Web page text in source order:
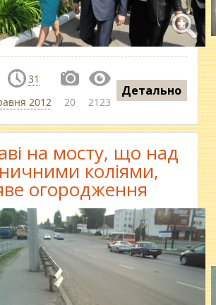
31
2012
20 2123
Детально
на мосту, що над
коліями,
огородження